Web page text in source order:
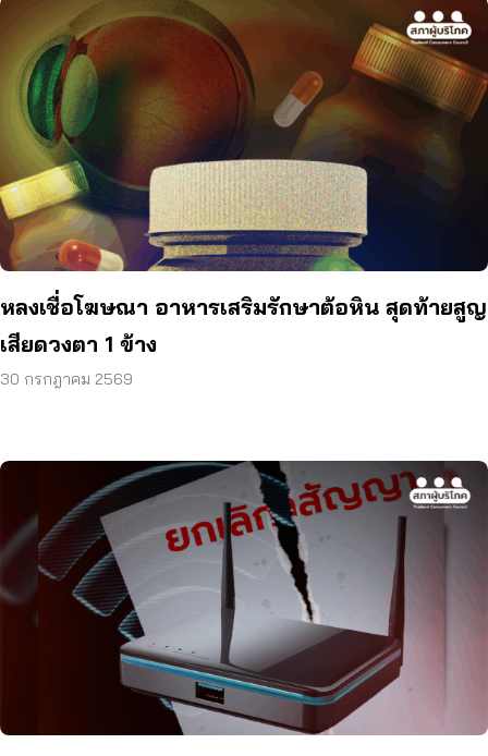
หลงเชื่อโฆษณา อาหารเสริมรักษาต้อหิน สุดท้ายสูญ
เสียดวงตา 1 ข้าง
30 กรกฎาคม 2569